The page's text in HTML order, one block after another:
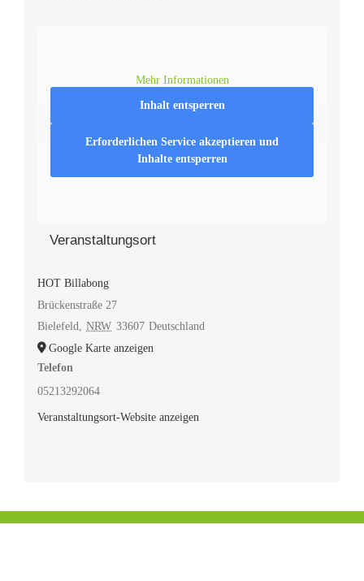
Veranstaltungsort
HOT Billabong
Brückenstraße 27
Bielefeld, NRW 33607 Deutschland
Google Karte anzeigen
Telefon
05213292064
Veranstaltungsort-Website anzeigen
Mehr Informationen
Inhalt entsperren
Erforderlichen Service akzeptieren und
Inhalte entsperren